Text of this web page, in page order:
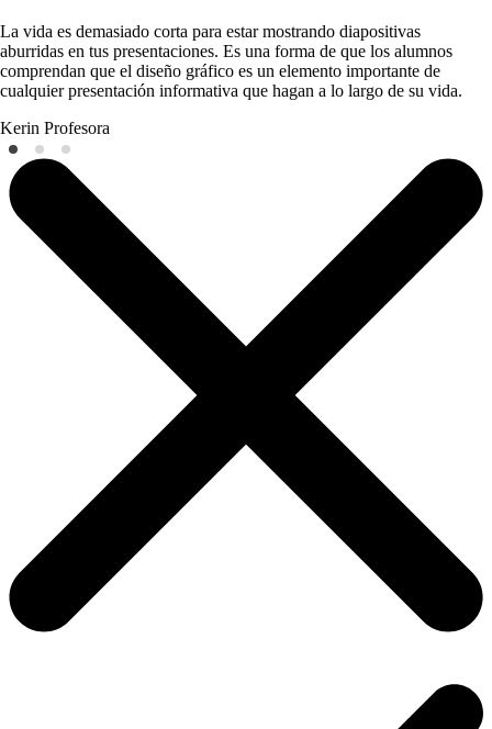
La vida es demasiado corta para estar mostrando diapositivas
aburridas en tus presentaciones. Es una forma de que los alumnos
comprendan que el diseño gráfico es un elemento importante de
cualquier presentación informativa que hagan a lo largo de su vida.
Kerin Profesora